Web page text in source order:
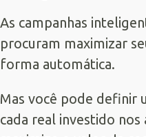
As campanhas
procuram maximizar
forma automática.
Mas você pode definir
cada real investido nos